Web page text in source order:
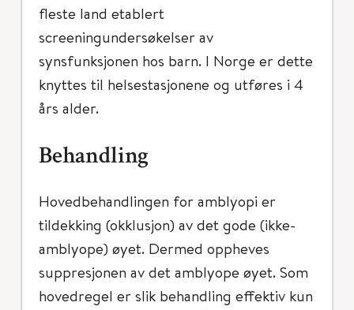
fleste land etablert
screeningundersøkelser av
synsfunksjonen hos barn. I Norge er dette
knyttes til helsestasjonene og utføres i 4
års alder.
Behandling
Hovedbehandlingen for amblyopi er
tildekking (okklusjon) av det gode (ikke-
amblyope) øyet. Dermed oppheves
suppresjonen av det amblyope øyet. Som
hovedregel er slik behandling effektiv kun